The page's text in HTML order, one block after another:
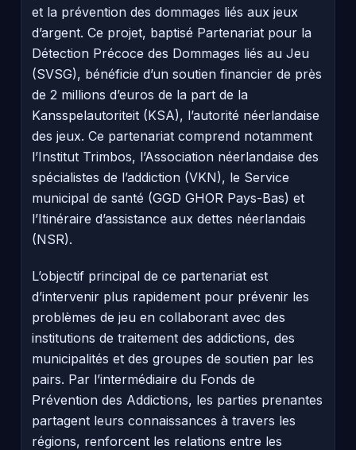
et la prévention des dommages liés aux jeux
d’argent. Ce projet, baptisé Partenariat pour la
Détection Précoce des Dommages liés au Jeu
(SVSG), bénéficie d’un soutien financier de près
de 2 millions d’euros de la part de la
Kansspelautoriteit (KSA), l’autorité néerlandaise
des jeux. Ce partenariat comprend notamment
l’Institut Trimbos, l’Association néerlandaise des
spécialistes de l’addiction (VKN), le Service
municipal de santé (GGD GHOR Pays-Bas) et
l’Itinéraire d’assistance aux dettes néerlandais
(NSR).
L’objectif principal de ce partenariat est
d’intervenir plus rapidement pour prévenir les
problèmes de jeu en collaborant avec des
institutions de traitement des addictions, des
municipalités et des groupes de soutien par les
pairs. Par l’intermédiaire du Fonds de
Prévention des Addictions, les parties prenantes
partagent leurs connaissances à travers les
régions, renforcent les relations entre les